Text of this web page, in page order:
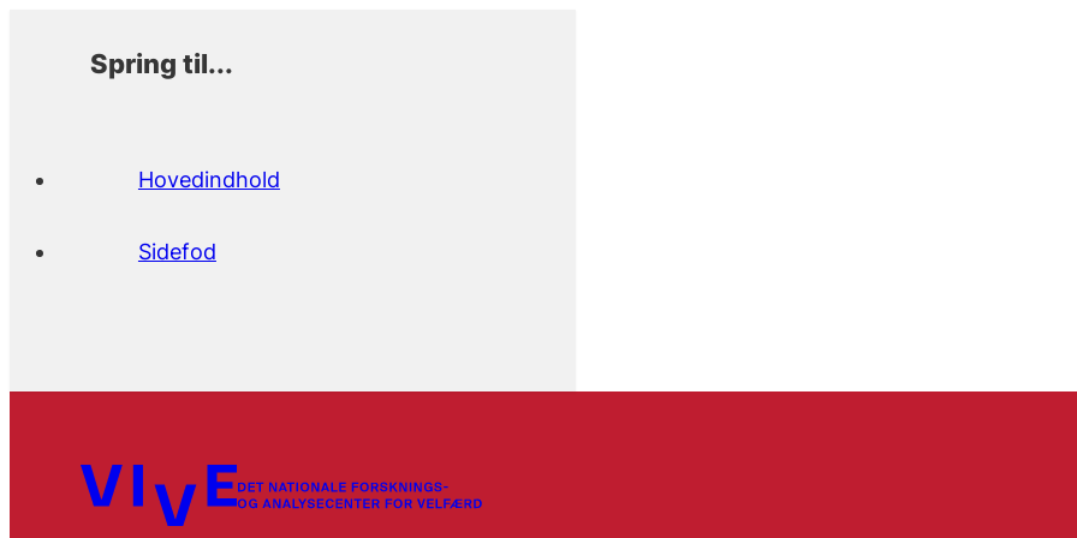
Spring til...
Hovedindhold
Sidefod